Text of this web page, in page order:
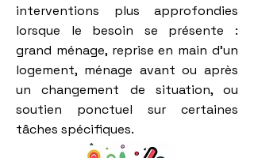
interventions plus approfondies
lorsque le besoin se présente :
grand ménage, reprise en main d’un
logement, ménage avant ou après
un changement de situation, ou
soutien ponctuel sur certaines
tâches spécifiques.